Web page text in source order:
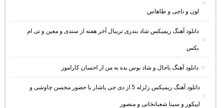
لون و ناجی و طاهاس
دانلود آهنگ ریمیکس شاد بندری تریبال آخر هفته از سندی و معین و تی ام
بکس
دانلود آهنگ باحال و شاد بوس بده به من از احسان کاراموز
دانلود آهنگ ریمیکس زلزله 5 از دی جی یاشار با حضور محسن چاوشی و
اپیکور و سینا شعبانخانی و منصور